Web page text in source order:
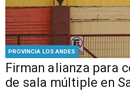
PROVINCIA LOS ANDES
​​Firman alianza para
de sala múltiple en